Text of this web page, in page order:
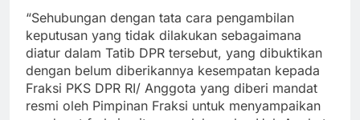
“Sehubungan dengan tata cara pengambilan
keputusan yang tidak dilakukan sebagaimana
diatur dalam Tatib DPR tersebut, yang dibuktikan
dengan belum diberikannya kesempatan kepada
Fraksi PKS DPR RI/ Anggota yang diberi mandat
resmi oleh Pimpinan Fraksi untuk menyampaikan